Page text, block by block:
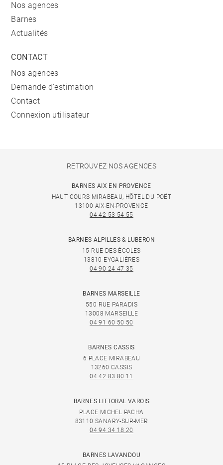
Nos agences
Barnes
Actualités
CONTACT
Nos agences
Demande d'estimation
Contact
Connexion utilisateur
RETROUVEZ NOS AGENCES
BARNES AIX EN PROVENCE
HAUT COURS MIRABEAU, HÔTEL DU POËT
13100 AIX-EN-PROVENCE
04 42 53 54 55
BARNES ALPILLES & LUBERON
15 RUE DES ÉCOLES
13810 EYGALIÈRES
04 90 24 47 35
BARNES MARSEILLE
550 RUE PARADIS
13008 MARSEILLE
04 91 60 50 50
BARNES CASSIS
6 PLACE MIRABEAU
13260 CASSIS
04 42 83 80 11
BARNES LITTORAL VAROIS
PLACE MICHEL PACHA
83110 SANARY-SUR-MER
04 94 34 18 20
BARNES LAVANDOU